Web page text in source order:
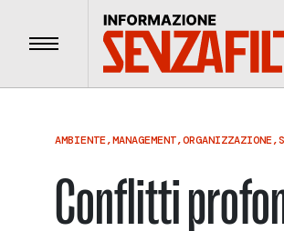
Menu
AMBIENTE,MANAGEMENT,ORGANIZZAZIONE,
Conflitti